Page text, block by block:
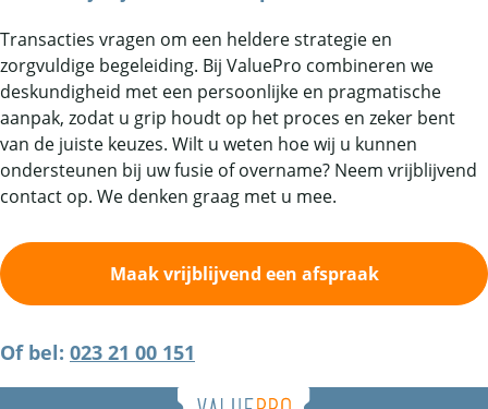
Transacties vragen om een heldere strategie en
zorgvuldige begeleiding. Bij ValuePro combineren we
deskundigheid met een persoonlijke en pragmatische
aanpak, zodat u grip houdt op het proces en zeker bent
van de juiste keuzes. Wilt u weten hoe wij u kunnen
ondersteunen bij uw fusie of overname? Neem vrijblijvend
contact op. We denken graag met u mee.
Maak vrijblijvend een afspraak
Of bel: 023 21 00 151